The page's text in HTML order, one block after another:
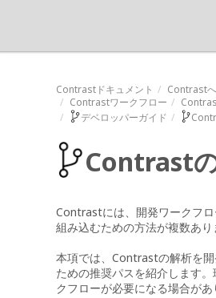
Contrastドキュメント
Contrast
Contrastワークフロー
デベロッパーガイド
Contrast
Contrastには、開発ワークフ
組み込むための方法が複数あり
本項では、Contrastの解析を
ための推奨パスを紹介します
クフローが必要になる場合があ